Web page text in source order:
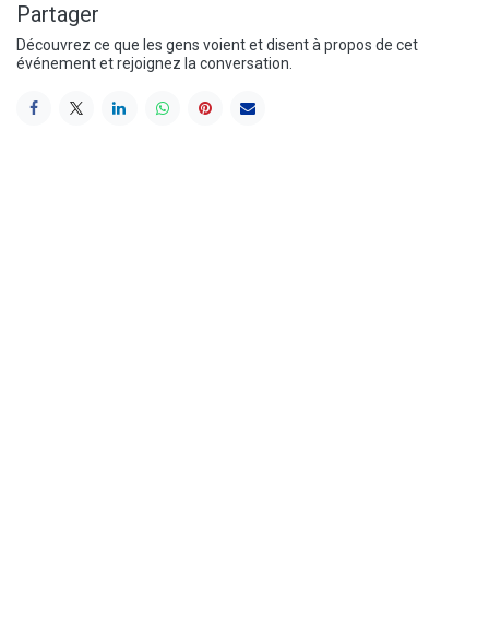
Partager
Découvrez ce que les gens voient et disent à propos de cet
événement et rejoignez la conversation.